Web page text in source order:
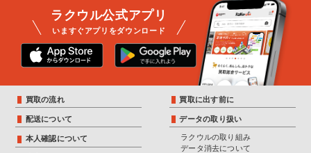
ラクウル公式アプリ
いますぐアプリをダウンロード
買取の流れ
配送について
本人確認について
買取に出す前に
データの取り扱い
ラクウルの取り組み
データ消去について